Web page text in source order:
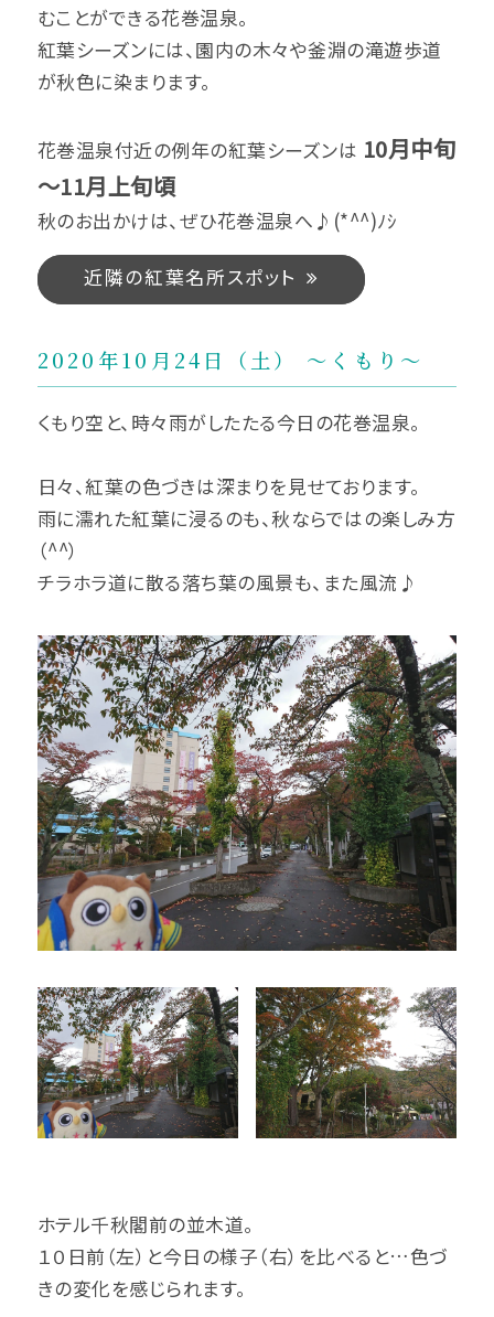
むことができる花巻温泉。
紅葉シーズンには、園内の木々や釜淵の滝遊歩道
が秋色に染まります。
花巻温泉付近の例年の紅葉シーズンは 10月中旬
～11月上旬頃
秋のお出かけは、ぜひ花巻温泉へ♪(*^^)ﾉｼ
近隣の紅葉名所スポット
2020年10月24日（土） ～くもり～
くもり空と、時々雨がしたたる今日の花巻温泉。
日々、紅葉の色づきは深まりを見せております。
雨に濡れた紅葉に浸るのも、秋ならではの楽しみ方
（^^）
チラホラ道に散る落ち葉の風景も、また風流♪
ホテル千秋閣前の並木道。
１０日前（左）と今日の様子（右）を比べると…色づ
きの変化を感じられます。